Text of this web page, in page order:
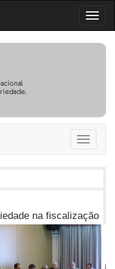
Toggle
na fiscalização